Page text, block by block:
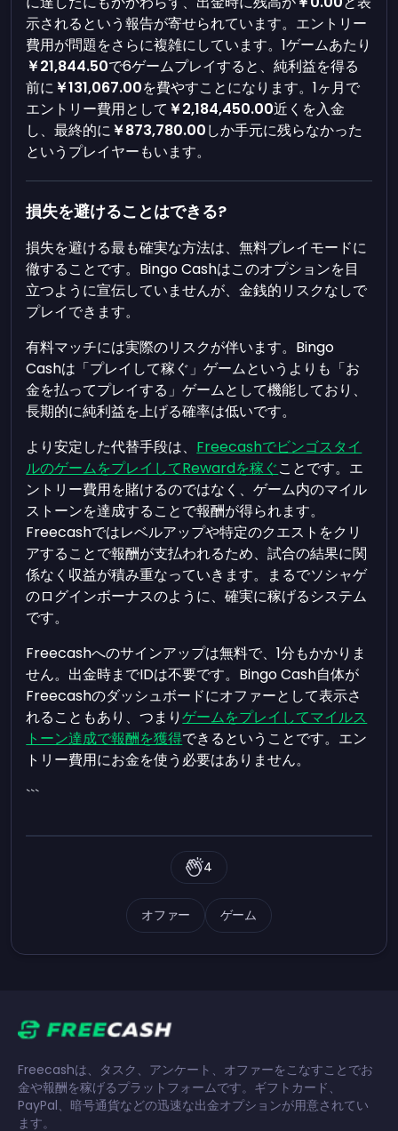
示されるという報告が寄せられています。エントリー
費用が問題をさらに複雑にしています。1ゲームあたり
￥21,844.50で6ゲームプレイすると、純利益を得る
前に￥131,067.00を費やすことになります。1ヶ月で
エントリー費用として ￥2,184,450.00近くを入金
し、最終的に￥873,780.00しか手元に残らなかった
というプレイヤーもいます。
損失を避けることはできる?
損失を避ける最も確実な方法は、無料プレイモードに
徹することです。Bingo Cashはこのオプションを目
立つように宣伝していませんが、金銭的リスクなしで
プレイできます。
有料マッチには実際のリスクが伴います。Bingo
Cashは「プレイして稼ぐ」ゲームというよりも「お
金を払ってプレイする」ゲームとして機能しており、
長期的に純利益を上げる確率は低いです。
より安定した代替手段は、 Freecashでビンゴスタイ
ルのゲームをプレイしてRewardを稼ぐことです。エ
ントリー費用を賭けるのではなく、ゲーム内のマイル
ストーンを達成することで報酬が得られます。
Freecashではレベルアップや特定のクエストをクリ
アすることで報酬が支払われるため、試合の結果に関
係なく収益が積み重なっていきます。まるでソシャゲ
のログインボーナスのように、確実に稼げるシステム
です。
Freecashへのサインアップは無料で、1分もかかりま
せん。出金時までIDは不要です。Bingo Cash自体が
Freecashのダッシュボードにオファーとして表示さ
れることもあり、つまりゲームをプレイしてマイルス
トーン達成で報酬を獲得できるということです。エン
トリー費用にお金を使う必要はありません。
```
オファー ゲーム
4
Freecashは、タスク、アンケート、オファーをこなすことでお
金や報酬を稼げるプラットフォームです。ギフトカード、
PayPal、暗号通貨などの迅速な出金オプションが用意されてい
ます。